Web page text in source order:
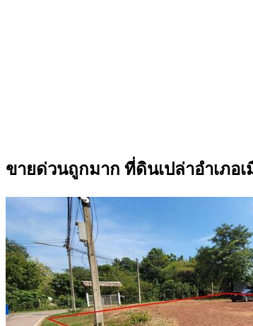
ขายด่วนถูกมาก ที่ดินเปล่าอำเภอ